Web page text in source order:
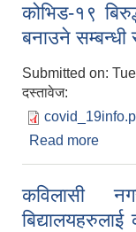
कोभिड-१९
बनाउने सम्बन्धी
Submitted on:
दस्तावेज:
Read more
कविलासी